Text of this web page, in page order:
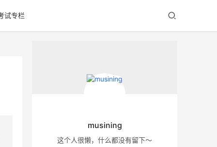
试专栏
musining
这个人很懒，什么都没有留下～